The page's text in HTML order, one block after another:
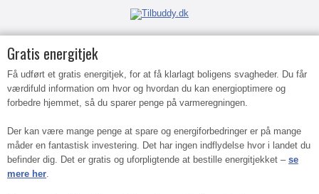
Gratis energitjek
Få udført et gratis energitjek, for at få klarlagt boligens svagheder. Du får
værdifuld information om hvor og hvordan du kan energioptimere og
forbedre hjemmet, så du sparer penge på varmeregningen.
Der kan være mange penge at spare og energiforbedringer er på mange
måder en fantastisk investering. Det har ingen indflydelse hvor i landet du
befinder dig. Det er gratis og uforpligtende at bestille energitjekket – se
mere her.